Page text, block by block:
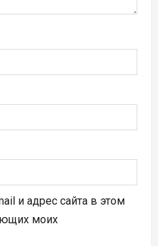
и адрес сайта в этом
моих